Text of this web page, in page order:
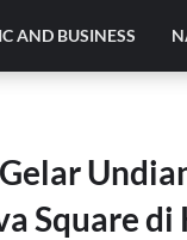
AND BUSINESS
Square